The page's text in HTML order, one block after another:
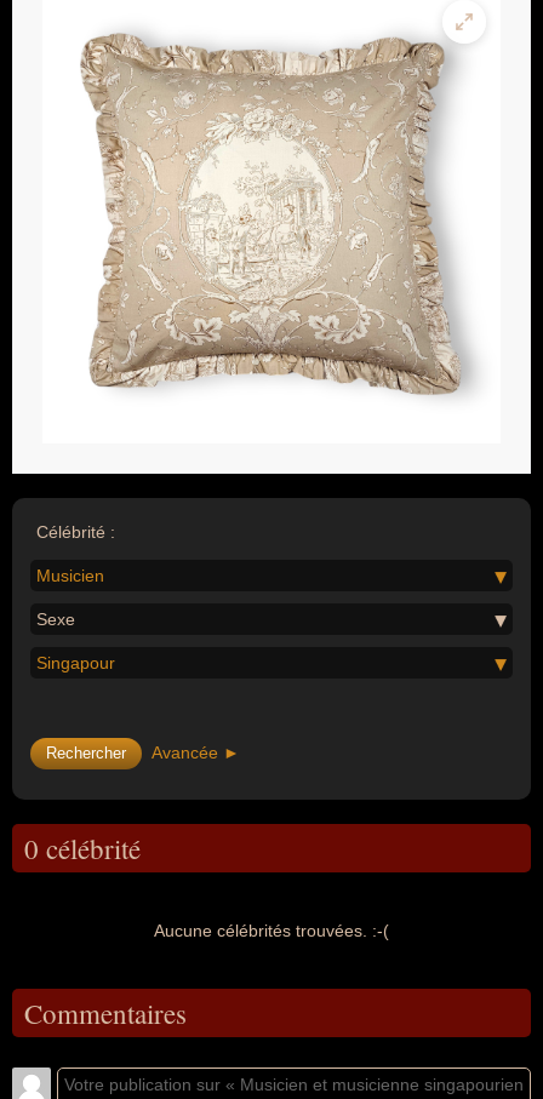
Célébrité :
Musicien
Sexe
Singapour
Avancée ►
0 célébrité
Aucune célébrités trouvées. :-(
Commentaires